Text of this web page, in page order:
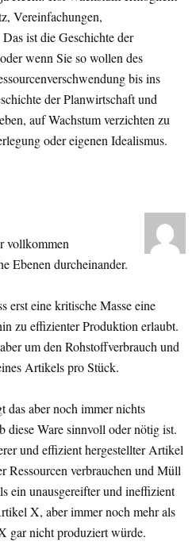
Vereinfachungen,
ist die Geschichte der
wenn Sie so wollen des
bis ins
der Planwirtschaft und
auf Wachstum verzichten zu
oder eigenen Idealismus.
vollkommen
Ebenen durcheinander.
erst eine kritische Masse eine
zu effizienter Produktion erlaubt.
um den Rohstoffverbrauch und
Artikels pro Stück.
das aber noch immer nichts
diese Ware sinnvoll oder nötig ist.
und effizient hergestellter Artikel
Ressourcen verbrauchen und Müll
ein unausgereifter und ineffizient
X, aber immer noch mehr als
gar nicht produziert würde.